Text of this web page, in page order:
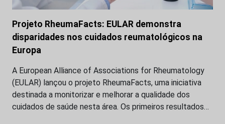
Projeto RheumaFacts: EULAR demonstra
disparidades nos cuidados reumatológicos na
Europa
A European Alliance of Associations for Rheumatology
(EULAR) lançou o projeto RheumaFacts, uma iniciativa
destinada a monitorizar e melhorar a qualidade dos
cuidados de saúde nesta área. Os primeiros resultados…